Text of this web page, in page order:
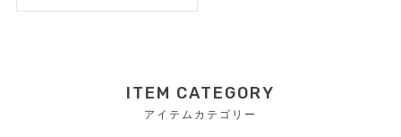
ITEM CATEGORY
アイテムカテゴリー